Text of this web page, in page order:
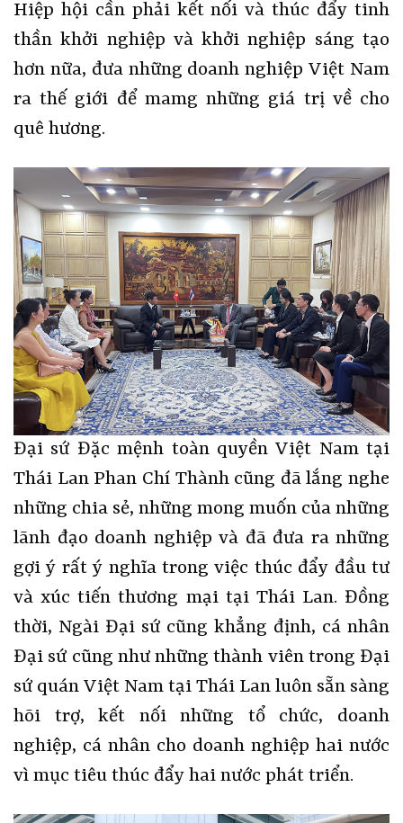
Hiệp hội cần phải kết nối và thúc đẩy tinh
thần khởi nghiệp và khởi nghiệp sáng tạo
hơn nữa, đưa những doanh nghiệp Việt Nam
ra thế giới để mamg những giá trị về cho
quê hương.
Đại sứ Đặc mệnh toàn quyền Việt Nam tại
Thái Lan Phan Chí Thành cũng đã lắng nghe
những chia sẻ, những mong muốn của những
lãnh đạo doanh nghiệp và đã đưa ra những
gợi ý rất ý nghĩa trong việc thúc đẩy đầu tư
và xúc tiến thương mại tại Thái Lan. Đồng
thời, Ngài Đại sứ cũng khẳng định, cá nhân
Đại sứ cũng như những thành viên trong Đại
sứ quán Việt Nam tại Thái Lan luôn sẵn sàng
hõi trợ, kết nối những tổ chức, doanh
nghiệp, cá nhân cho doanh nghiệp hai nước
vì mục tiêu thúc đẩy hai nước phát triển.